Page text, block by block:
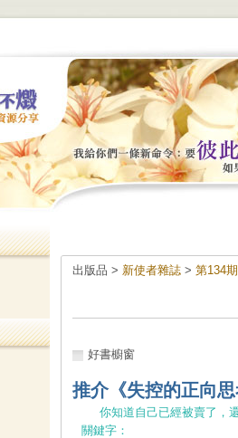
出版品 > 新使者雜誌 > 第134
好書櫥窗
推介《失控的正向
你知道自己已經被賣了，
關鍵字：